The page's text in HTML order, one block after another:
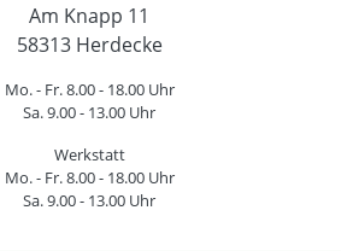
Am Knapp 11
58313 Herdecke
Mo. - Fr. 8.00 - 18.00 Uhr
Sa. 9.00 - 13.00 Uhr
Werkstatt
Mo. - Fr. 8.00 - 18.00 Uhr
Sa. 9.00 - 13.00 Uhr